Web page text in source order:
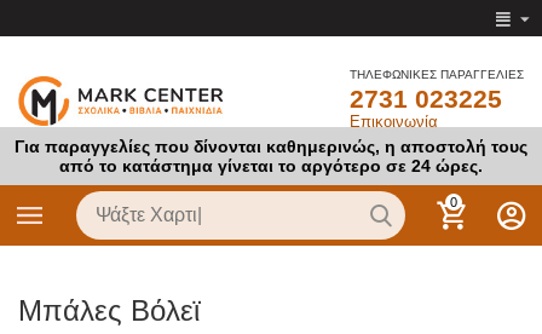
ΤΗΛΕΦΩΝΙΚΕΣ ΠΑΡΑΓΓΕΛΙΕΣ
2731 023225
Επικοινωνία
Για παραγγελίες που δίνονται καθημερινώς, η αποστολή τους
από το κατάστημα γίνεται το αργότερο σε 24 ώρες.
0
Μπάλες Βόλεϊ